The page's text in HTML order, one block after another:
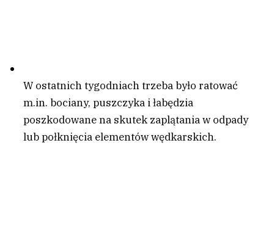
W ostatnich tygodniach trzeba było ratować
m.in. bociany, puszczyka i łabędzia
poszkodowane na skutek zaplątania w odpady
lub połknięcia elementów wędkarskich.